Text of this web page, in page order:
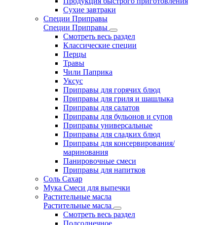
Сухие завтраки
Специи Приправы
Специи Приправы
Смотреть весь раздел
Классические специи
Перцы
Травы
Чили Паприка
Уксус
Приправы для горячих блюд
Приправы для гриля и шашлыка
Приправы для салатов
Приправы для бульонов и супов
Приправы универсальные
Приправы для сладких блюд
Приправы для консервирования/
маринования
Панировочные смеси
Приправы для напитков
Соль Сахар
Мука Смеси для выпечки
Растительные масла
Растительные масла
Смотреть весь раздел
Подсолнечное